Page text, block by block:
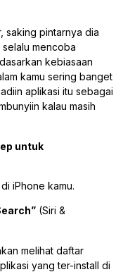
saking pintarnya dia
mencoba
kebiasaan
kamu sering banget
aplikasi itu sebagai
kalau masih
untuk
iPhone kamu.
(Siri &
melihat daftar
yang ter-install di